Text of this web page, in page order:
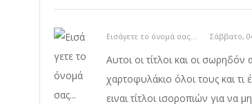
Εισάγετε το όνομά σας... Σάββατο,
Αυτοι οι τίτλοι και οι
χαρτοφυλάκιο όλοι τους και
ειναι τίτλοι ισοροπιών για να